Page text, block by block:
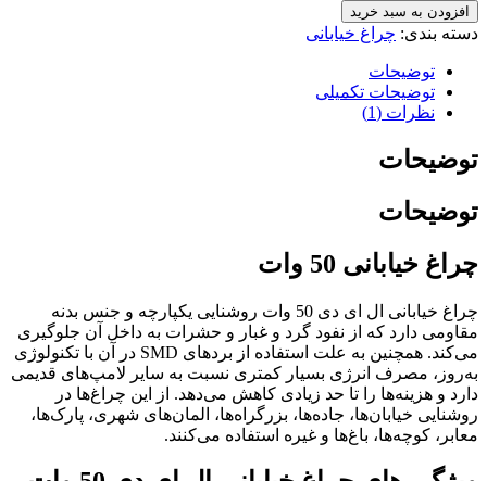
افزودن به سبد خرید
دسته بندی: چراغ خیابانی
توضیحات
توضیحات تکمیلی
نظرات (1)
توضیحات
توضیحات
چراغ خیابانی 50 وات
چراغ خیابانی ال ای دی 50 وات روشنایی یکپارچه و جنس بدنه
مقاومی دارد که از نفود گرد و غبار و حشرات به داخل آن جلوگیری
می‌کند. همچنین به علت استفاده از بردهای SMD در آن با تکنولوژی
به‌روز، مصرف انرژی بسیار کمتری نسبت به سایر لامپ‌های قدیمی
دارد و هزینه‌ها را تا حد زیادی کاهش می‌دهد. از این چراغ‌ها در
روشنایی خیابان‌ها، جاده‌ها، بزرگراه‌ها، المان‌های شهری، پارک‌ها،
معابر، کوچه‌ها، باغ‌ها و غیره استفاده می‌کنند.